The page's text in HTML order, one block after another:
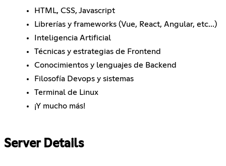
HTML, CSS, Javascript
Librerías y frameworks (Vue, React, Angular, etc...)
Inteligencia Artificial
Técnicas y estrategias de Frontend
Conocimientos y lenguajes de Backend
Filosofía Devops y sistemas
Terminal de Linux
¡Y mucho más!
Server Details